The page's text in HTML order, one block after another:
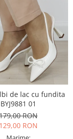
de lac cu fundita
BYJ9881 01
RON
129,00 RON